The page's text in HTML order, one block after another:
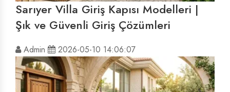
Sarıyer Villa Giriş Kapısı Modelleri |
Şık ve Güvenli Giriş Çözümleri
Admin 2026-05-10 14:06:07